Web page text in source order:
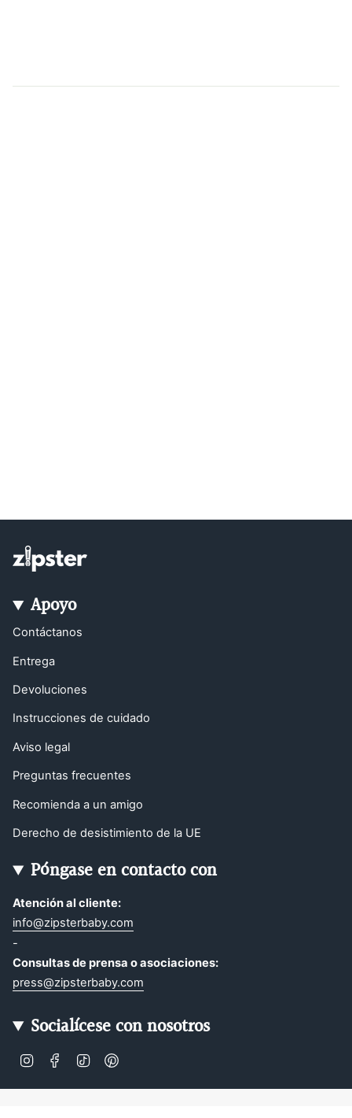
Apoyo
Contáctanos
Entrega
Devoluciones
Instrucciones de cuidado
Aviso legal
Preguntas frecuentes
Recomienda a un amigo
Derecho de desistimiento de la UE
Póngase en contacto con
Atención al cliente:
info@zipsterbaby.com
-
Consultas de prensa o asociaciones:
press@zipsterbaby.com
Socialícese con nosotros
InstagramFacebook
TikTok